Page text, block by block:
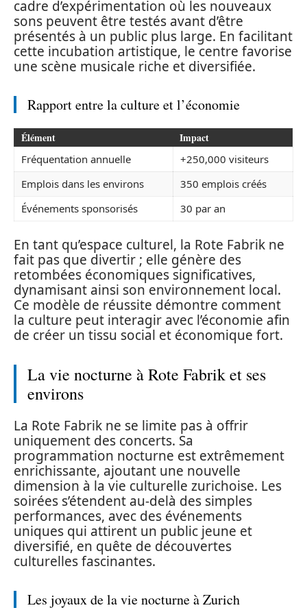
cadre d’expérimentation où les nouveaux
sons peuvent être testés avant d’être
présentés à un public plus large. En facilitant
cette incubation artistique, le centre favorise
une scène musicale riche et diversifiée.
Rapport entre la culture et l’économie
Élément Impact
Fréquentation annuelle
+250,000 visiteurs
Emplois dans les environs
350 emplois créés
Événements sponsorisés
30 par an
En tant qu’espace culturel, la Rote Fabrik ne
fait pas que divertir ; elle génère des
retombées économiques significatives,
dynamisant ainsi son environnement local.
Ce modèle de réussite démontre comment
la culture peut interagir avec l’économie afin
de créer un tissu social et économique fort.
La vie nocturne à Rote Fabrik et ses
environs
La Rote Fabrik ne se limite pas à offrir
uniquement des concerts. Sa
programmation nocturne est extrêmement
enrichissante, ajoutant une nouvelle
dimension à la vie culturelle zurichoise. Les
soirées s’étendent au-delà des simples
performances, avec des événements
uniques qui attirent un public jeune et
diversifié, en quête de découvertes
culturelles fascinantes.
Les joyaux de la vie nocturne à Zurich